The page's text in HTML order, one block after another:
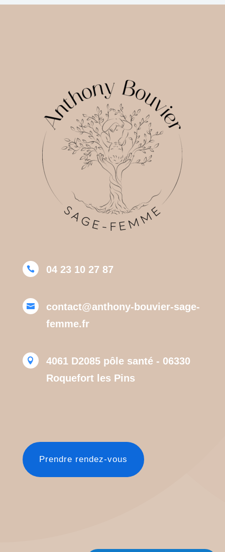
 04 23 10 27 87

contact@anthony-bouvier-sage-
femme.fr

4061 D2085 pôle santé - 06330
Roquefort les Pins
Prendre rendez-vous